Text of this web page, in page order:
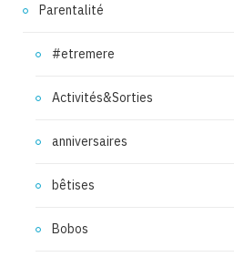
Parentalité
#etremere
Activités&Sorties
anniversaires
bêtises
Bobos